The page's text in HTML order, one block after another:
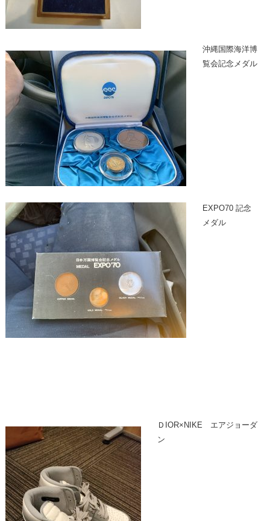
沖縄国際海洋博
覧会記念メダル
EXPO70 記念
メダル
ＤIOR×NIKE エアジョーダ
ン